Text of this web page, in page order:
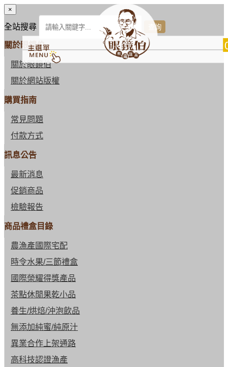
×
全站搜尋
關於眼鏡伯
關於眼鏡伯
關於網站版權
購買指南
常見問題
付款方式
訊息公告
最新消息
促銷商品
檢驗報告
商品禮盒目錄
農漁產國際宅配
時令水果/三節禮盒
國際榮耀得獎產品
茶點休閒果乾小品
養生/烘焙/沖泡飲品
無添加純蜜/純原汁
異業合作上架通路
高科技認證漁產